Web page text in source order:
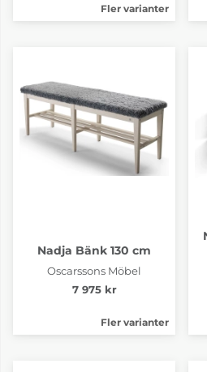
Fler varianter
Nadja Bänk 130 cm
Oscarssons Möbel
7 975 kr
Fler varianter